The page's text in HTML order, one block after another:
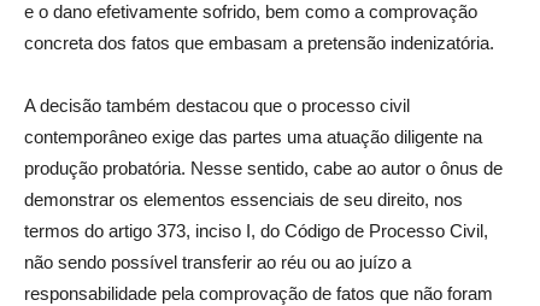
e o dano efetivamente sofrido, bem como a comprovação
concreta dos fatos que embasam a pretensão indenizatória.
A decisão também destacou que o processo civil
contemporâneo exige das partes uma atuação diligente na
produção probatória. Nesse sentido, cabe ao autor o ônus de
demonstrar os elementos essenciais de seu direito, nos
termos do artigo 373, inciso I, do Código de Processo Civil,
não sendo possível transferir ao réu ou ao juízo a
responsabilidade pela comprovação de fatos que não foram